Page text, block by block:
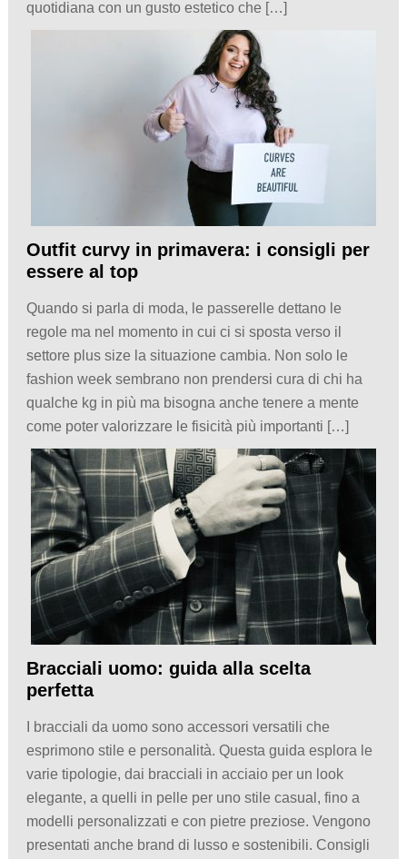
quotidiana con un gusto estetico che […]
Outfit curvy in primavera: i consigli per
essere al top
Quando si parla di moda, le passerelle dettano le
regole ma nel momento in cui ci si sposta verso il
settore plus size la situazione cambia. Non solo le
fashion week sembrano non prendersi cura di chi ha
qualche kg in più ma bisogna anche tenere a mente
come poter valorizzare le fisicità più importanti […]
Bracciali uomo: guida alla scelta
perfetta
I bracciali da uomo sono accessori versatili che
esprimono stile e personalità. Questa guida esplora le
varie tipologie, dai bracciali in acciaio per un look
elegante, a quelli in pelle per uno stile casual, fino a
modelli personalizzati e con pietre preziose. Vengono
presentati anche brand di lusso e sostenibili. Consigli